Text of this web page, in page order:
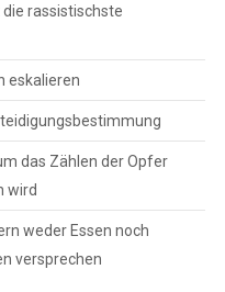
rassistischste
eskalieren
das Zählen der Opfer
wird
weder Essen noch
versprechen